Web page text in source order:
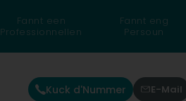
Fannt een
Professionnellen
Fannt eng
Persoun
Kuck d'Nummer E-Mail